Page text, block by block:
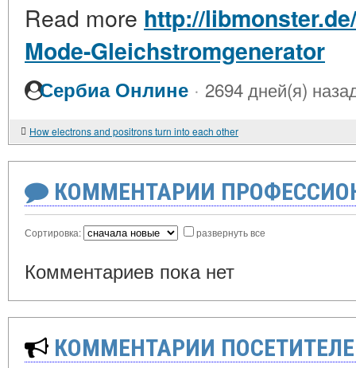
Read more http://
Mode-Gleichstromgenerator
Сербиа Онлине · 2694 дней(я)
How electrons and positrons turn into each other
КОММЕНТАРИИ
Сортировка: развернуть все
Комментариев пока нет
КОММЕНТАРИИ